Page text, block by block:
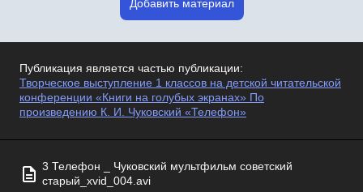
Добавить материал
Публикация является частью публикации:
Творческое выступление 1 классов на детской читательской
конференции «Книги на голубых экранах» По
произведению К. И. Чуковский «Телефон»
3 Телефон _ Чуковский мультфильм советский
старый_xvid_004.avi